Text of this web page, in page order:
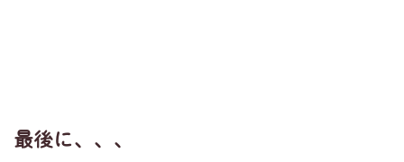
最後に、、、